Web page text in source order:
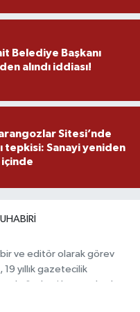
Belediye Başkanı
alındı iddiası!
Sitesi’nde
tepkisi: Sanayi yeniden
içinde
ve editör olarak görev
19 yıllık gazetecilik
gündemi başta olmak